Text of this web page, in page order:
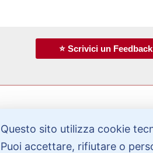
⭐ Scrivici un
Bisogno di aiuto?
Questo sito utilizza cookie
Puoi accettare, rifiutare o